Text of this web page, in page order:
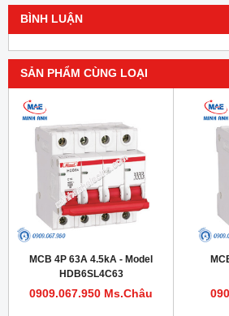
BÌNH LUẬN
SẢN PHẨM CÙNG LOẠI
MCB 4P 63A 4.5kA - Model
HDB6SL4C63
0909.067.950 Ms.Châu